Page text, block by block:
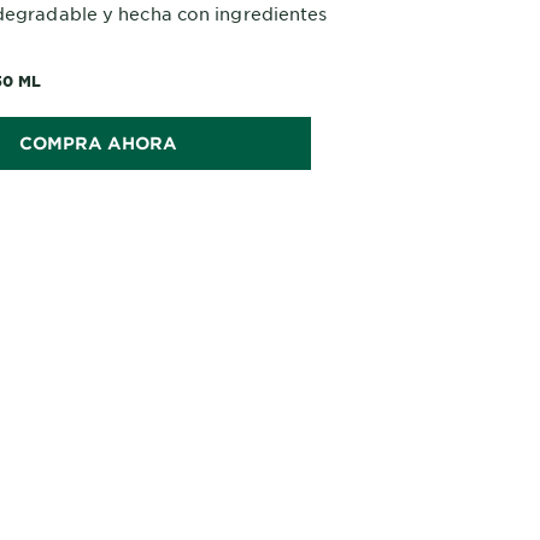
y hecha con ingredientes
natural. Todos nuestros productos
ML
COMPRA AHORA